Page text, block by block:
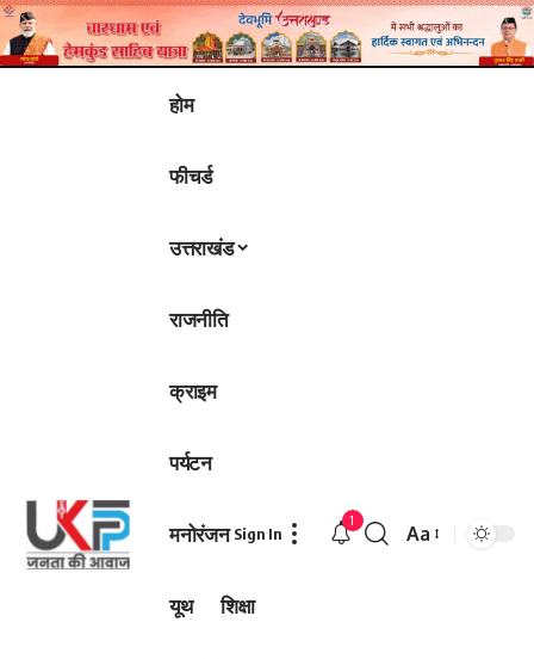
होम
फीचर्ड
उत्तराखंड
राजनीति
क्राइम
पर्यटन
मनोरंजन
यूथ शिक्षा
Sign In
1
Font
Aa